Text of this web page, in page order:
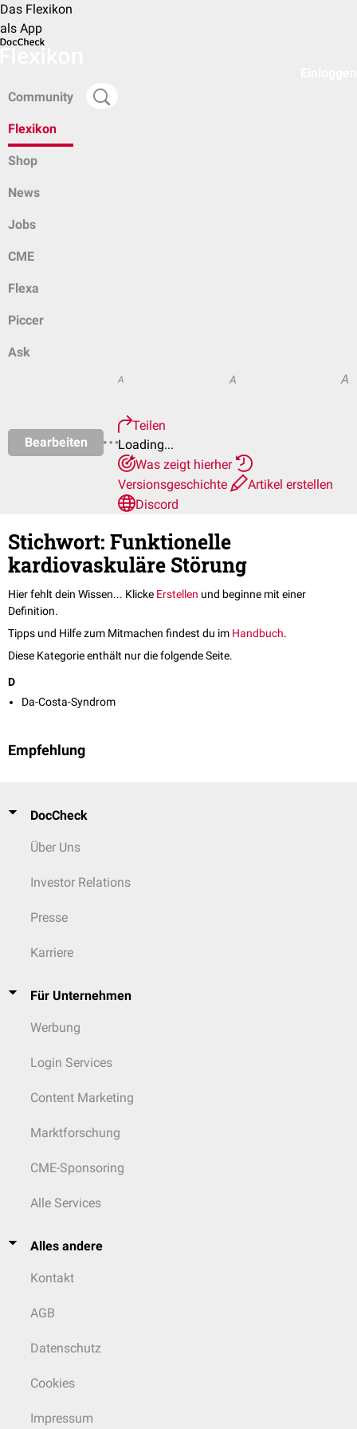
Das Flexikon
als App
Community
Flexikon
Shop
News
Jobs
CME
Flexa
Piccer
Ask
Bearbeiten
A A A
Teilen
Loading...
Was zeigt hierher
Versionsgeschichte
Artikel erstellen
Discord
Stichwort: Funktionelle
kardiovaskuläre Störung
Hier fehlt dein Wissen... Klicke Erstellen und beginne mit einer
Definition.
Tipps und Hilfe zum Mitmachen findest du im Handbuch.
Diese Kategorie enthält nur die folgende Seite.
D
Da-Costa-Syndrom
Empfehlung
DocCheck
Über Uns
Investor Relations
Presse
Karriere
Für Unternehmen
Werbung
Login Services
Content Marketing
Marktforschung
CME-Sponsoring
Alle Services
Alles andere
Kontakt
AGB
Datenschutz
Cookies
Impressum